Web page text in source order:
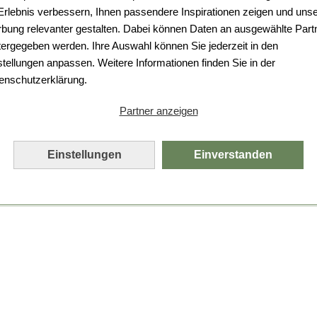
verbessern, Ihnen passendere Inspirationen zeigen und
relevanter gestalten. Dabei können Daten an ausgewählte
werden. Ihre Auswahl können Sie jederzeit in den
anpassen. Weitere Informationen finden Sie in der
Partner anzeigen
Einstellungen Einverstanden
Da ist etwas schiefgelaufen.
Leider ist ein technischer Fehler aufgetreten.
Bitte laden Sie die Seite neu.